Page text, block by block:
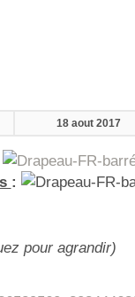
18 aout 2017
:
pour agrandir)